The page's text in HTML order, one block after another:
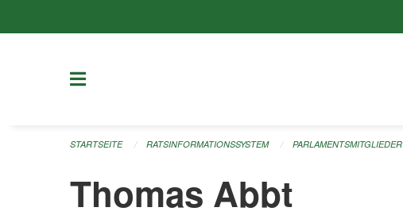
STARTSEITE RATSINFORMATIONSSYSTEM PARLAMENTSMITGLIEDER
Thomas Abbt